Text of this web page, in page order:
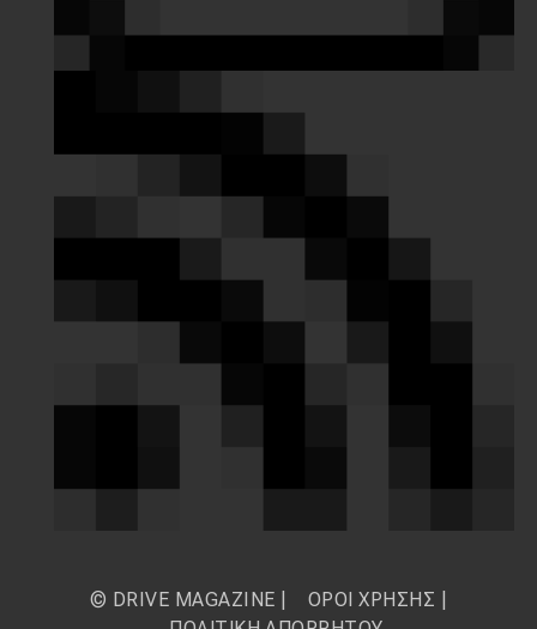
© DRIVE MAGAZINE | ΟΡΟΙ ΧΡΗΣΗΣ